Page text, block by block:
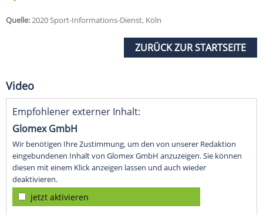
Quelle:2020 Sport-Informations-Dienst, Köln
ZURÜCK ZUR STARTSEITE
Video
Empfohlener externer Inhalt:
Glomex GmbH
Wir benötigen Ihre Zustimmung, um den von unserer Redaktion
eingebundenen Inhalt von Glomex GmbH anzuzeigen. Sie können
diesen mit einem Klick anzeigen lassen und auch wieder
deaktivieren.
jetzt aktivieren